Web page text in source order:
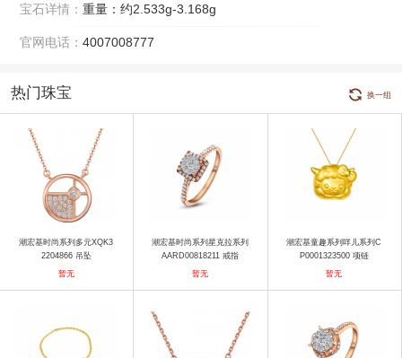
宝石详情： 重量：约2.533g-3.168g
官网电话： 4007008777
热门珠宝 换一组
潮宏基时尚系列多元XQK3
2204866 吊坠
暂无
潮宏基时尚系列星克拉系列
AARD00818211 戒指
暂无
潮宏基童趣系列咩儿系列C
P0001323500 项链
暂无